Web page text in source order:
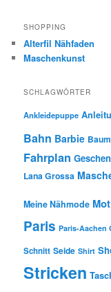
SHOPPING
Alterfil Nähfaden
Maschenkunst
SCHLAGWÖRTER
Ankleidepuppe
Bahn Barbie
Fahrplan
Lana Grossa
Meine Nähmode
Paris Paris-Aachen
Schnitt Seide Shirt
Stricken